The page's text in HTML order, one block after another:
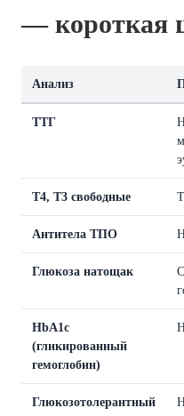
— короткая
Анализ
ТТГ
Т4, Т3 свободные
Антитела ТПО
Глюкоза натощак
HbA1c
(гликированный
гемоглобин)
Глюкозотолерантный